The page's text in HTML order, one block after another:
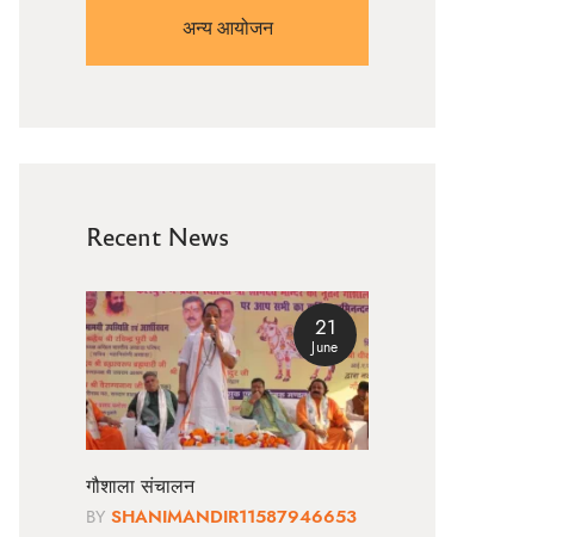
अन्य आयोजन
Recent News
21
June
गौशाला संचालन
BY SHANIMANDIR11587946653